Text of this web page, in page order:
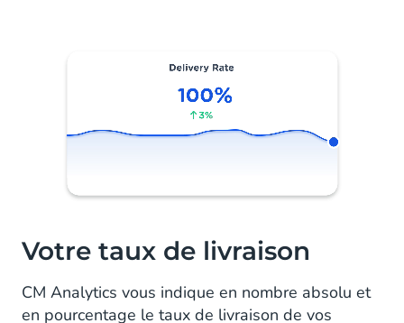
Votre taux de livraison
CM Analytics vous indique en nombre absolu et
en pourcentage le taux de livraison de vos